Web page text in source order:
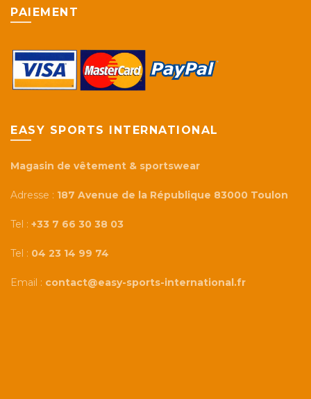
PAIEMENT
EASY SPORTS INTERNATIONAL
Magasin de vêtement & sportswear
Adresse : 187 Avenue de la République 83000 Toulon
Tel : +33 7 66 30 38 03
Tel : 04 23 14 99 74
Email : contact@easy-sports-international.fr